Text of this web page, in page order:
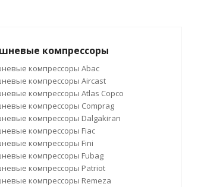
компрессоры
компрессоры Abac
компрессоры Aircast
компрессоры Atlas Copco
компрессоры Comprag
компрессоры Dalgakiran
компрессоры Fiac
компрессоры Fini
компрессоры Fubag
компрессоры Patriot
компрессоры Remeza